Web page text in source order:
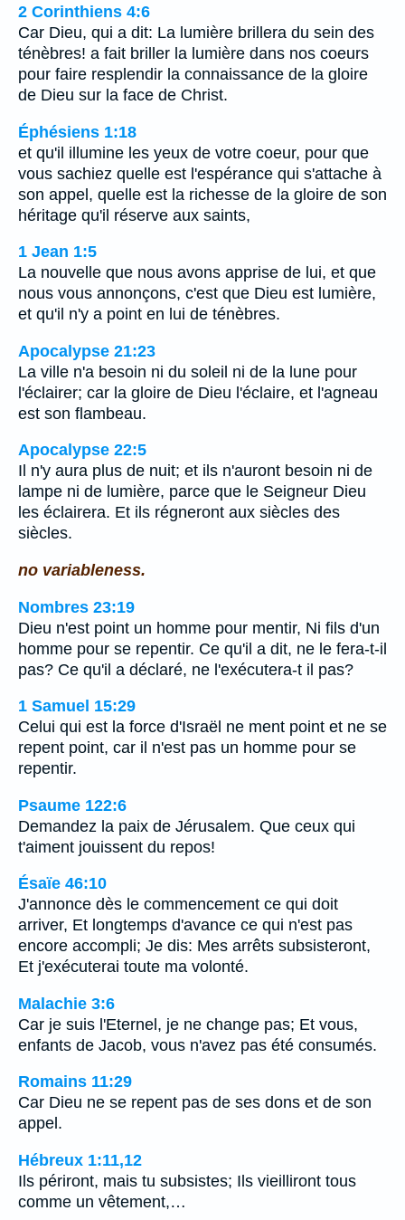
2 Corinthiens 4:6
Car Dieu, qui a dit: La lumière brillera du sein des
ténèbres! a fait briller la lumière dans nos coeurs
pour faire resplendir la connaissance de la gloire
de Dieu sur la face de Christ.
Éphésiens 1:18
et qu'il illumine les yeux de votre coeur, pour que
vous sachiez quelle est l'espérance qui s'attache à
son appel, quelle est la richesse de la gloire de son
héritage qu'il réserve aux saints,
1 Jean 1:5
La nouvelle que nous avons apprise de lui, et que
nous vous annonçons, c'est que Dieu est lumière,
et qu'il n'y a point en lui de ténèbres.
Apocalypse 21:23
La ville n'a besoin ni du soleil ni de la lune pour
l'éclairer; car la gloire de Dieu l'éclaire, et l'agneau
est son flambeau.
Apocalypse 22:5
Il n'y aura plus de nuit; et ils n'auront besoin ni de
lampe ni de lumière, parce que le Seigneur Dieu
les éclairera. Et ils régneront aux siècles des
siècles.
no variableness.
Nombres 23:19
Dieu n'est point un homme pour mentir, Ni fils d'un
homme pour se repentir. Ce qu'il a dit, ne le fera-t-il
pas? Ce qu'il a déclaré, ne l'exécutera-t il pas?
1 Samuel 15:29
Celui qui est la force d'Israël ne ment point et ne se
repent point, car il n'est pas un homme pour se
repentir.
Psaume 122:6
Demandez la paix de Jérusalem. Que ceux qui
t'aiment jouissent du repos!
Ésaïe 46:10
J'annonce dès le commencement ce qui doit
arriver, Et longtemps d'avance ce qui n'est pas
encore accompli; Je dis: Mes arrêts subsisteront,
Et j'exécuterai toute ma volonté.
Malachie 3:6
Car je suis l'Eternel, je ne change pas; Et vous,
enfants de Jacob, vous n'avez pas été consumés.
Romains 11:29
Car Dieu ne se repent pas de ses dons et de son
appel.
Hébreux 1:11,12
Ils périront, mais tu subsistes; Ils vieilliront tous
comme un vêtement,…